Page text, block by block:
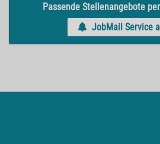
Passende Stellenangebote
JobMail Service